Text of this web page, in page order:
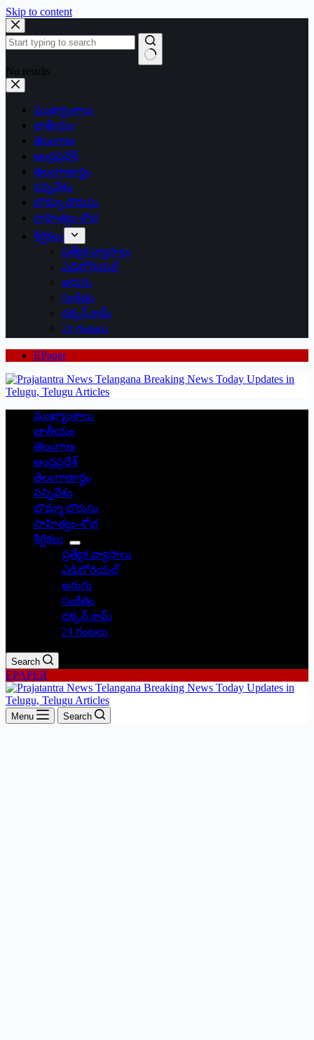
Skip to content
No results
ముఖ్యాంశాలు
జాతీయం
తెలంగాణ
ఆంధ్రప్రదేశ్
తెలంగాణార్థం
సన్నివేశం
బొమ్మా బొరుసు
సాహిత్యం-శోభ
శీర్షికలు
ప్రత్యేక వ్యాసాలు
ఎడిటోరియల్
అరుగు
సంకేతం
దక్కన్.కామ్
24 గంటలు
EPaper
ముఖ్యాంశాలు
జాతీయం
తెలంగాణ
ఆంధ్రప్రదేశ్
తెలంగాణార్థం
సన్నివేశం
బొమ్మా బొరుసు
సాహిత్యం-శోభ
శీర్షికలు
ప్రత్యేక వ్యాసాలు
ఎడిటోరియల్
అరుగు
సంకేతం
దక్కన్.కామ్
24 గంటలు
Search
EPAPER
Menu Search